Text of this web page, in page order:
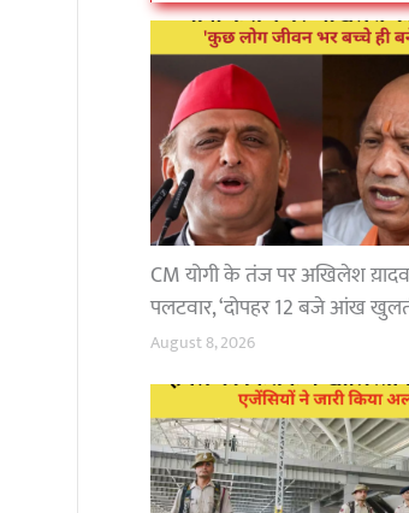
CM योगी के तंज पर अखिलेश
पलटवार, ‘दोपहर 12 बजे आंख
August 8, 2026